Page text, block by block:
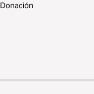
Donación